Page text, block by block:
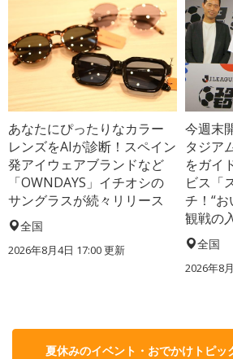
あなたにぴったりなカラー
レンズをAIが診断！スペイン
発アイウェアブランドなど
「OWNDAYS」イチオシの
サングラスが続々リリース
全国
2026年8月4日 17:00更新
今週末
タジア
をガイ
ビス「
チ！“
観戦の
全国
2026年8
夏休みのイベント・おでかけトピッ